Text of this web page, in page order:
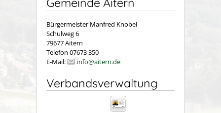
Bürgermeister Manfred Knobel
Schulweg 6
79677 Aitern
Telefon 07673 350
E-Mail:
info@aitern.de
Verbandsverwaltung